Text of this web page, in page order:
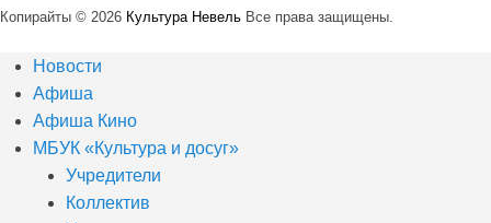
Копирайты © 2026 Культура Невель Все права защищены.
Новости
Афиша
Афиша Кино
МБУК «Культура и досуг»
Учредители
Коллектив